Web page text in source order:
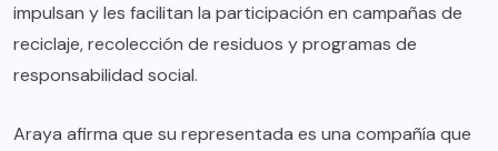
impulsan y les facilitan la participación en campañas de
reciclaje, recolección de residuos y programas de
responsabilidad social.
Araya afirma que su representada es una compañía que